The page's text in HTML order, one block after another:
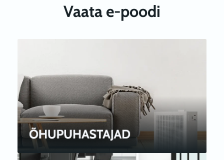
Vaata e-poodi